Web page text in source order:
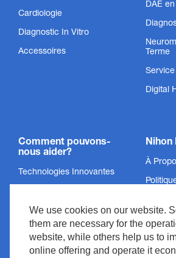
We use cookies on our website.
them are necessary for the
website, while others help us to
online offering and operate it
Cardiologie
Diagnostic In Vitro
Accessoires
DAE
Terme
Service
Digital
Comment pouvons-
nous aider?
Technologies Innovantes
Soutien
Actualités et Événements
Espace documentation
Nihon
À
Droits